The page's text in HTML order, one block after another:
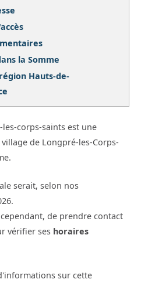
la Somme
Hauts-de-
corps-saints est une
de Longpré-les-Corps-
serait, selon nos
de prendre contact
vérifier ses horaires
sur cette